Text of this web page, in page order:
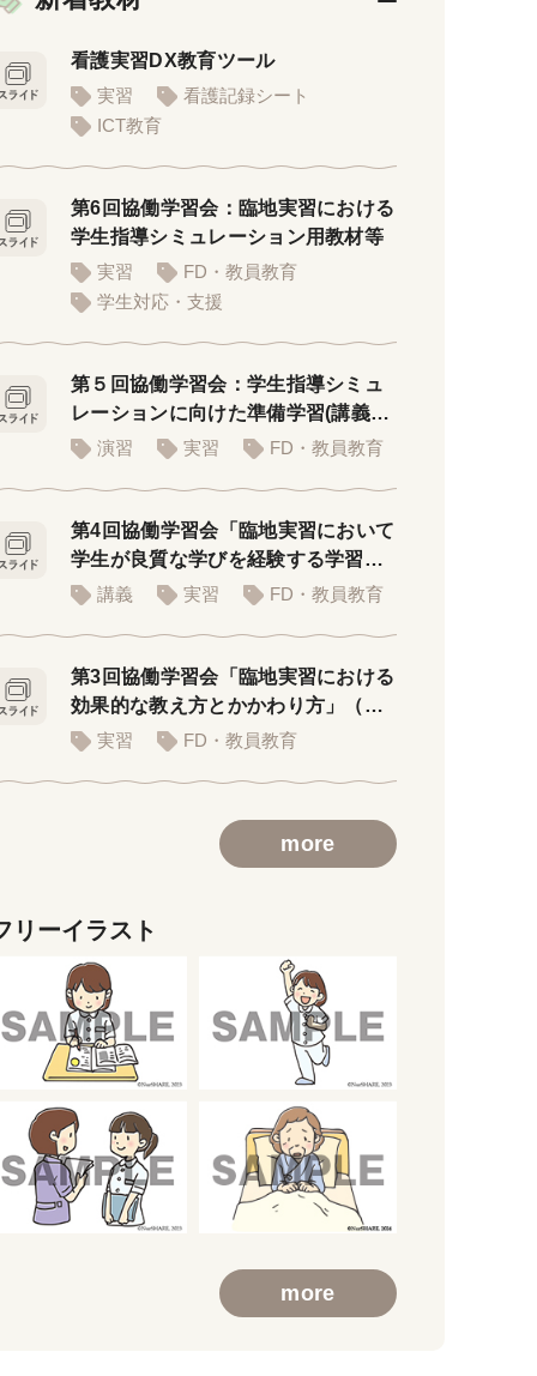
看護実習DX教育ツール
実習
看護記録シート
ICT教育
第6回協働学習会：臨地実習における
学生指導シミュレーション用教材等
実習
FD・教員教育
学生対応・支援
第５回協働学習会：学生指導シミュ
レーションに向けた準備学習(講義者
用PPT)
演習 実習 FD・教員教育
第4回協働学習会「臨地実習において
学生が良質な学びを経験する学習環
境」講義 実習 FD・教員教育
第3回協働学習会「臨地実習における
効果的な教え方とかかわり方」（講
義用スライド）
実習 FD・教員教育
more
リーイラスト
more